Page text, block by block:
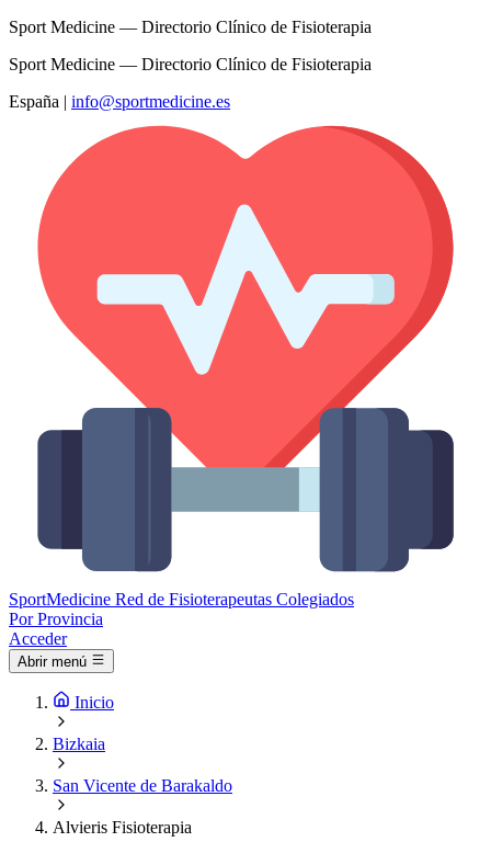
Sport Medicine — Directorio Clínico de Fisioterapia
Sport Medicine — Directorio Clínico de Fisioterapia
España | info@sportmedicine.es
SportMedicine Red de Fisioterapeutas Colegiados
Por Provincia
Acceder
Abrir menú
Inicio
Bizkaia
San Vicente de Barakaldo
Alvieris Fisioterapia